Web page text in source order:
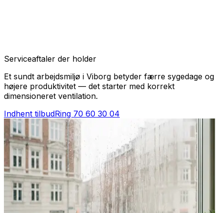
Serviceaftaler der holder
Et sundt arbejdsmiljø i Viborg betyder færre sygedage og
højere produktivitet — det starter med korrekt
dimensioneret ventilation.
Indhent tilbudRing 70 60 30 04